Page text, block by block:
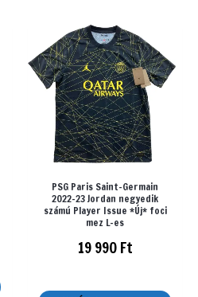
PSG Paris Saint-Germain
2022-23 Jordan negyedik
számú Player Issue *Új* foci
mez L-es
19 990Ft